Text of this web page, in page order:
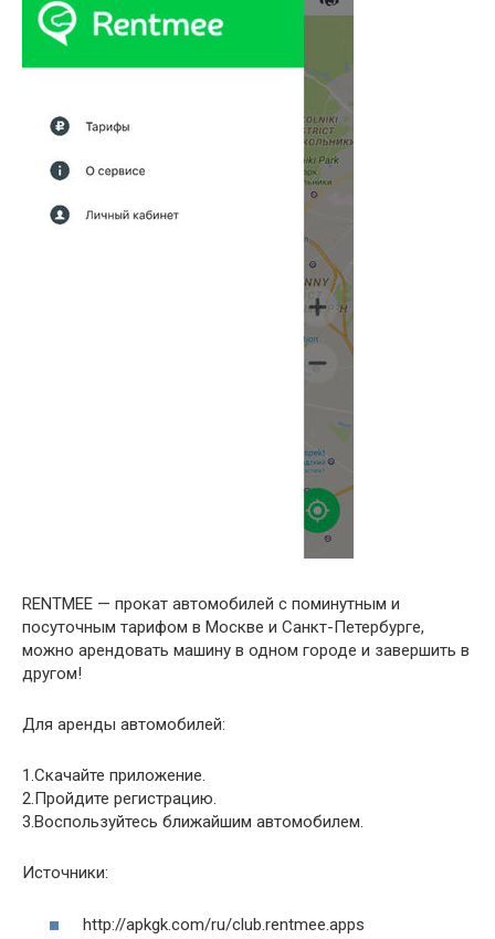
RENTMEE — прокат автомобилей с поминутным и
посуточным тарифом в Москве и Санкт-Петербурге,
можно арендовать машину в одном городе и завершить в
другом!
Для аренды автомобилей:
1.Скачайте приложение.
2.Пройдите регистрацию.
3.Воспользуйтесь ближайшим автомобилем.
Источники:
http://apkgk.com/ru/club.rentmee.apps